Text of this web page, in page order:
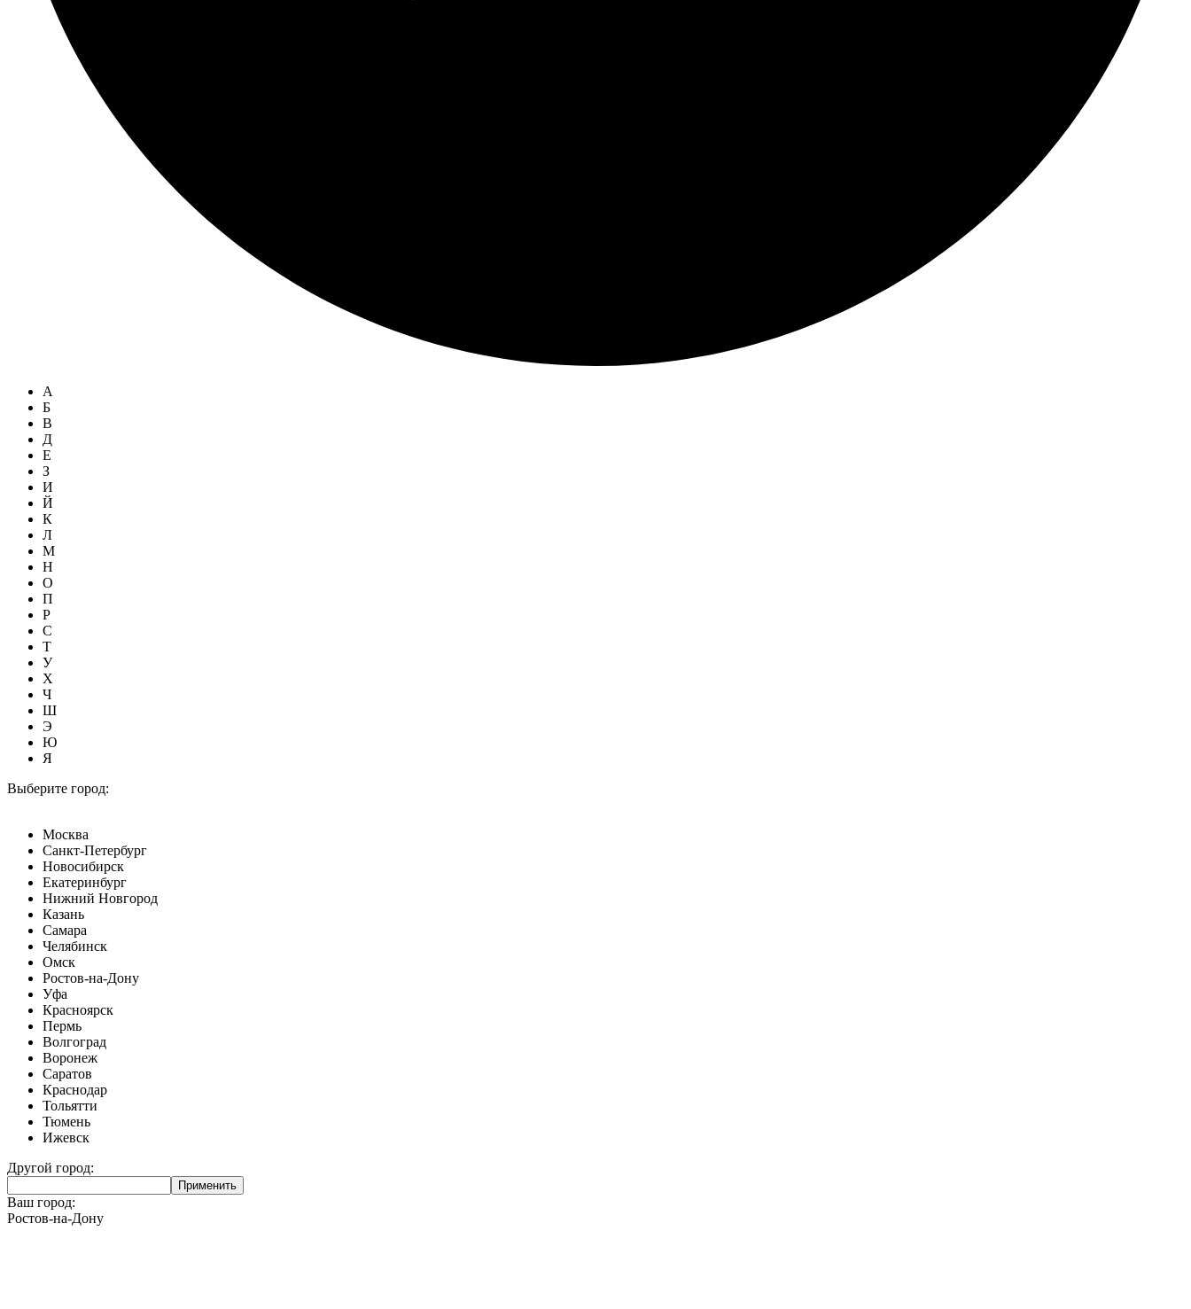
А
Б
В
Д
Е
З
И
Й
К
Л
М
Н
О
П
Р
С
Т
У
Х
Ч
Ш
Э
Ю
Я
Выберите город:
Москва
Санкт-Петербург
Новосибирск
Екатеринбург
Нижний Новгород
Казань
Самара
Челябинск
Омск
Ростов-на-Дону
Уфа
Красноярск
Пермь
Волгоград
Воронеж
Саратов
Краснодар
Тольятти
Тюмень
Ижевск
Другой город:
Ваш город:
Ростов-на-Дону